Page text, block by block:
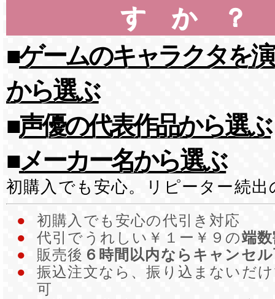
すか？
■ゲームのキャラクタを
から選ぶ
■声優の代表作品から選ぶ
■メーカー名から選ぶ
初購入でも安心。リピーター続出
●
初購入でも安心の代引き対応
●
代引でうれしい￥１ー￥９の端
●
販売後 ６時間以内ならキャンセ
●
振込注文なら、振り込まないだ
可